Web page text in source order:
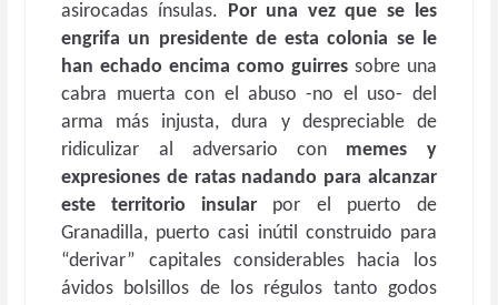
asirocadas ínsulas. Por una vez que se les
engrifa un presidente de esta colonia se le
han echado encima como guirres sobre una
cabra muerta con el abuso -no el uso- del
arma más injusta, dura y despreciable de
ridiculizar al adversario con memes y
expresiones de ratas nadando para alcanzar
este territorio insular por el puerto de
Granadilla, puerto casi inútil construido para
“derivar” capitales considerables hacia los
ávidos bolsillos de los régulos tanto godos